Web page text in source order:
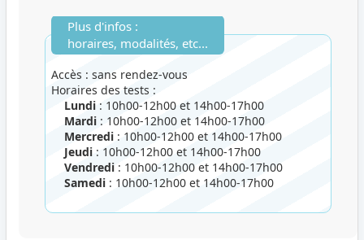
Plus d'infos :
horaires, modalités, etc...
Accès : sans rendez-vous
Horaires des tests :
Lundi : 10h00-12h00 et 14h00-17h00
Mardi : 10h00-12h00 et 14h00-17h00
Mercredi : 10h00-12h00 et 14h00-17h00
Jeudi : 10h00-12h00 et 14h00-17h00
Vendredi : 10h00-12h00 et 14h00-17h00
Samedi : 10h00-12h00 et 14h00-17h00